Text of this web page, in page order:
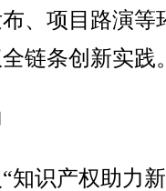
、项目路演等
链条创新实践
识产权助力